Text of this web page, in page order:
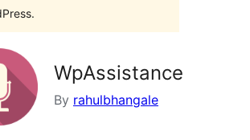
WpAssistance
By rahulbhangale